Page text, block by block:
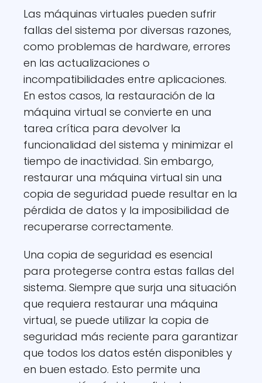
Las máquinas virtuales pueden sufrir
fallas del sistema por diversas razones,
como problemas de hardware, errores
en las actualizaciones o
incompatibilidades entre aplicaciones.
En estos casos, la restauración de la
máquina virtual se convierte en una
tarea crítica para devolver la
funcionalidad del sistema y minimizar el
tiempo de inactividad. Sin embargo,
restaurar una máquina virtual sin una
copia de seguridad puede resultar en la
pérdida de datos y la imposibilidad de
recuperarse correctamente.
Una copia de seguridad es esencial
para protegerse contra estas fallas del
sistema. Siempre que surja una situación
que requiera restaurar una máquina
virtual, se puede utilizar la copia de
seguridad más reciente para garantizar
que todos los datos estén disponibles y
en buen estado. Esto permite una